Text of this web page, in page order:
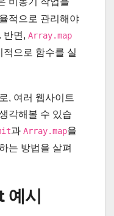
적으로 관리해야
반면, Array.map
으로 함수를 실
, 여러 웹사이트
각해볼 수 있습
과 Array.map을
는 방법을 살펴
시